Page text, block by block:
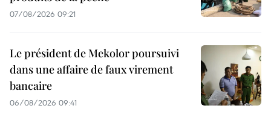
07/08/2026 09:21
Le président de Mekolor poursuivi
dans une affaire de faux virement
bancaire
06/08/2026 09:41